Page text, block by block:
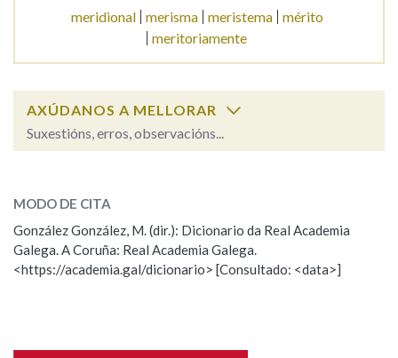
meridional
merisma meristema
mérito
meritoriamente
AXÚDANOS A MELLORAR
Suxestións, erros, observacións...
ESCOLLE UNHA OPCIÓN:
Observación Hai un erro na palabra
Propoño mellorar a definición
MODO DE CITA
González González, M. (dir.): Dicionario da Real Academia
Galega. A Coruña: Real Academia Galega.
<https://academia.gal/dicionario> [Consultado: <data>]